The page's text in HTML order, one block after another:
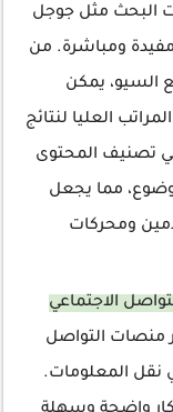
البحث مثل جوجل
ومباشرة. من
السيو، يمكن
العليا لنتائج
تصنيف المحتوى
مما يجعل
ومحركات
الاجتماعي
منصات التواصل
نقل المعلومات.